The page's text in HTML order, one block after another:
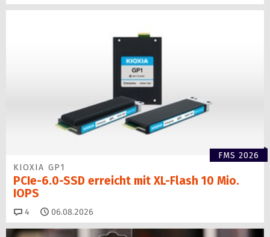
FMS 2026
KIOXIA GP1
PCIe-6.0-SSD erreicht mit XL-Flash 10 Mio.
IOPS
4 Kommentare
06.08.2026